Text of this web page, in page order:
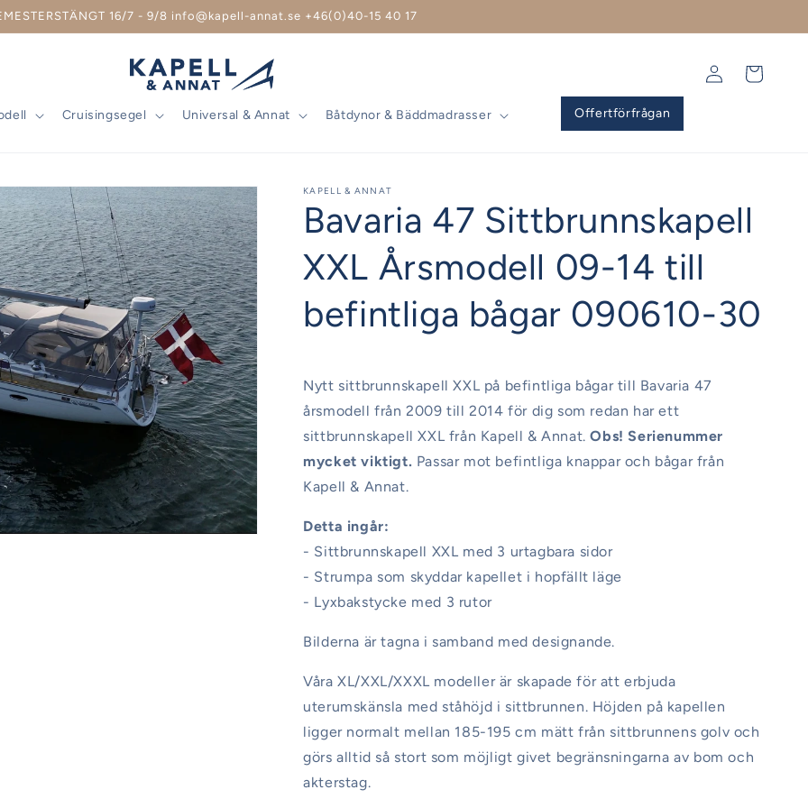
16/7 - 9/8 info@kapell-annat.se +46(0)40-15 40 17
Cruisingsegel Universal & Annat Båtdynor & Bäddmadrasser Offertförfrågan
Logga
Varukorg
KAPELL & ANNAT
Bavaria 47 Sittbrunnskapell
XXL Årsmodell 09-14 till
befintliga bågar 090610-30
Nytt sittbrunnskapell XXL på befintliga bågar till Bavaria 47
årsmodell från 2009 till 2014 för dig som redan har ett
sittbrunnskapell XXL från Kapell & Annat.Obs! Serienummer
mycket viktigt. Passar mot befintliga knappar och bågar från
Kapell & Annat.
Detta ingår:
- Sittbrunnskapell XXL med 3 urtagbara sidor
- Strumpa som skyddar kapellet i hopfällt läge
- Lyxbakstycke med 3 rutor
Bilderna är tagna i samband med designande.
Våra XL/XXL/XXXL modeller är skapade för att erbjuda
uterumskänsla med ståhöjd i sittbrunnen. Höjden på kapellen
ligger normalt mellan 185-195 cm mätt från sittbrunnens golv och
görs alltid så stort som möjligt givet begränsningarna av bom och
akterstag.